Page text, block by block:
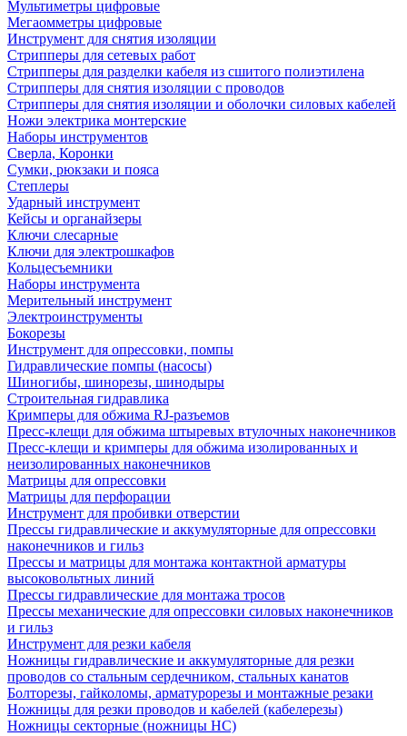
Мультиметры цифровые
Мегаомметры цифровые
Инструмент для снятия изоляции
Стрипперы для сетевых работ
Стрипперы для разделки кабеля из сшитого полиэтилена
Cтрипперы для снятия изоляции с проводов
Стрипперы для снятия изоляции и оболочки силовых кабелей
Ножи электрика монтерские
Наборы инструментов
Сверла, Коронки
Сумки, рюкзаки и пояса
Степлеры
Ударный инструмент
Кейсы и органайзеры
Ключи слесарные
Ключи для электрошкафов
Кольцесъемники
Наборы инструмента
Мерительный инструмент
Электроинструменты
Бокорезы
Инструмент для опрессовки, помпы
Гидравлические помпы (насосы)
Шиногибы, шинорезы, шинодыры
Строительная гидравлика
Кримперы для обжима RJ-разъемов
Пресс-клещи для обжима штыревых втулочных наконечников
Пресс-клещи и кримперы для обжима изолированных и
неизолированных наконечников
Матрицы для опрессовки
Матрицы для перфорации
Инструмент для пробивки отверстии
Прессы гидравлические и аккумуляторные для опрессовки
наконечников и гильз
Прессы и матрицы для монтажа контактной арматуры
высоковольтных линий
Прессы гидравлические для монтажа тросов
Прессы механические для опрессовки силовых наконечников
и гильз
Инструмент для резки кабеля
Ножницы гидравлические и аккумуляторные для резки
проводов со стальным сердечником, стальных канатов
Болторезы, гайколомы, арматурорезы и монтажные резаки
Ножницы для резки проводов и кабелей (кабелерезы)
Ножницы секторные (ножницы НС)